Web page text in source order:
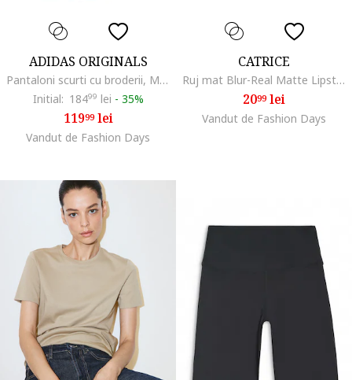
ADIDAS ORIGINALS
Pantaloni scurti cu broderii, Maro deschis/Alb murdar
Initial: 18499 lei - 35%
11999lei
Vandut de Fashion Days
CATRICE
Ruj mat Blur-Real Matte Lipstick - 3 g., 040
2099lei
Vandut de Fashion Days